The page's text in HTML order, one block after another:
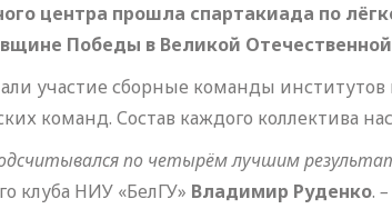
центра прошла спартакиада по
Победы в Великой
участие сборные команды институтов
команд. Состав каждого коллектива
по четырём лучшим
клуба НИУ «БелГУ» Владимир Руденко.